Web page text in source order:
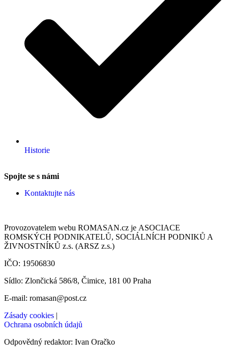
Historie
Spojte se s námi
Kontaktujte nás
Provozovatelem webu ROMASAN.cz je ASOCIACE
ROMSKÝCH PODNIKATELŮ, SOCIÁLNÍCH PODNIKŮ A
ŽIVNOSTNÍKŮ z.s. (ARSZ z.s.)
IČO: 19506830
Sídlo: Zlončická 586/8, Čimice, 181 00 Praha
E-mail: romasan@post.cz
Zásady cookies |
Ochrana osobních údajů
Odpovědný redaktor: Ivan Oračko